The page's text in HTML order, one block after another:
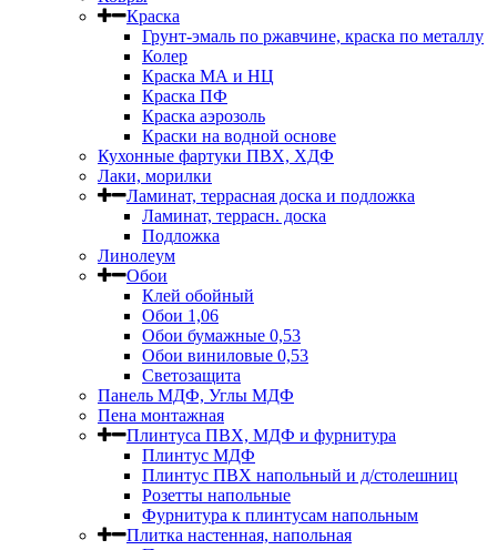
Краска
Грунт-эмаль по ржавчине, краска по металлу
Колер
Краска МА и НЦ
Краска ПФ
Краска аэрозоль
Краски на водной основе
Кухонные фартуки ПВХ, ХДФ
Лаки, морилки
Ламинат, террасная доска и подложка
Ламинат, террасн. доска
Подложка
Линолеум
Обои
Клей обойный
Обои 1,06
Обои бумажные 0,53
Обои виниловые 0,53
Светозащита
Панель МДФ, Углы МДФ
Пена монтажная
Плинтуса ПВХ, МДФ и фурнитура
Плинтус МДФ
Плинтус ПВХ напольный и д/столешниц
Розетты напольные
Фурнитура к плинтусам напольным
Плитка настенная, напольная